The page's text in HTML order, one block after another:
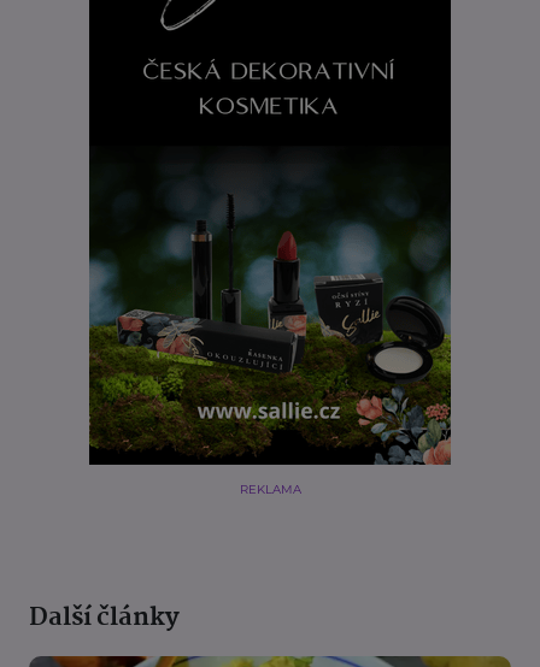
REKLAMA
Další články